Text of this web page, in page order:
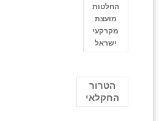
החלטות
מועצת
מקרקעי
ישראל
הטרור
החקלאי